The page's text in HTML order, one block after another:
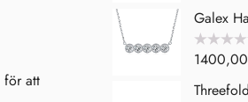
5
Galex
Betygsatt
0
5
1400,00